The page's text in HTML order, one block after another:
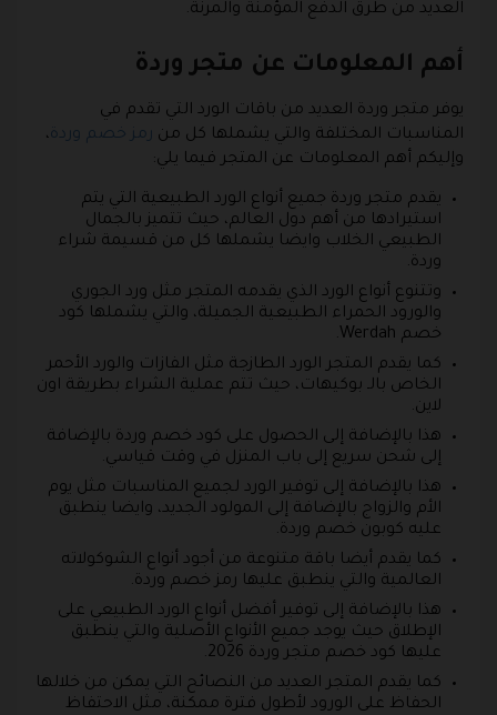
العديد من طرق الدفع المؤمنة والمرنة.
أهم المعلومات عن متجر وردة
يوفر متجر وردة العديد من باقات الورد التي تقدم في
المناسبات المختلفة والتي يشملها كل من رمز خصم وردة،
وإليكم أهم المعلومات عن المتجر فيما يلي:
يقدم متجر وردة جميع أنواع الورد الطبيعية التي يتم
استيرادها من أهم دول العالم، حيث تتميز بالجمال
الطبيعي الخلاب وايضا يشملها كل من قسيمة شراء
وردة.
وتتنوع أنواع الورد الذي يقدمه المتجر مثل ورد الجوري
والورود الحمراء الطبيعية الجميلة، والتي يشملها كود
خصم Werdah.
كما يقدم المتجر الورد الطازجة مثل الفازات والورد الأحمر
الخاص بالـ بوكيهات، حيث تتم عملية الشراء بطريقة اون
لاين.
هذا بالإضافة إلى الحصول على كود خصم وردة بالإضافة
إلى شحن سريع إلى باب المنزل في وقت قياسي.
هذا بالإضافة إلى توفير الورد لجميع المناسبات مثل يوم
الأم والزواج بالإضافة إلى المولود الجديد، وايضا ينطبق
عليه كوبون خصم وردة.
كما يقدم أيضا باقة متنوعة من أجود أنواع الشوكولاته
العالمية والتي ينطبق عليها رمز خصم وردة.
هذا بالإضافة إلى توفير أفضل أنواع الورد الطبيعي على
الإطلاق حيث يوجد جميع الأنواع الأصلية والتي ينطبق
عليها كود خصم متجر وردة 2026.
كما يقدم المتجر العديد من النصائح التي يمكن من خلالها
الحفاظ على الورود لأطول فترة ممكنة، مثل الاحتفاظ